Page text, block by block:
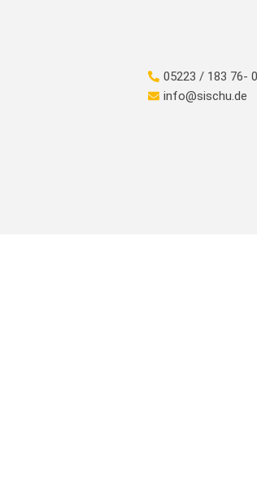
05223 / 183 76- 0
info@sischu.de